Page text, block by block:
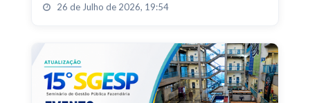
26 de Julho de 2026, 19:54